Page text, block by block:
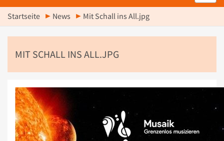
Startseite News Mit Schall ins All.jpg
MIT SCHALL INS ALL.JPG